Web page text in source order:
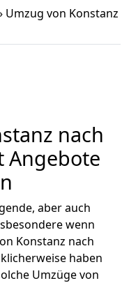
Umzug von Konstanz
nach
Angebote
aber auch
wenn
Konstanz nach
haben
Umzüge von